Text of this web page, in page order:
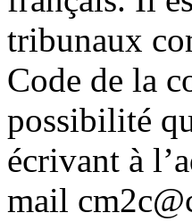
tribunaux
Code de la
possibilité
écrivant à
mail